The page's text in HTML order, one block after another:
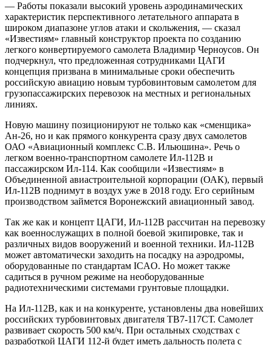
— Работы показали высокий уровень аэродинамических
характеристик перспективного летательного аппарата в
широком диапазоне углов атаки и скольжения, — сказал
«Известиям» главный конструктор проекта по созданию
легкого конвертируемого самолета Владимир Черноусов. Он
подчеркнул, что предложенная сотрудниками ЦАГИ
концепция призвана в минимальные сроки обеспечить
российскую авиацию новым турбовинтовым самолетом для
грузопассажирских перевозок на местных и региональных
линиях.
Новую машину позиционируют не только как «сменщика»
Ан-26, но и как прямого конкурента сразу двух самолетов
ОАО «Авиационный комплекс С.В. Ильюшина». Речь о
легком военно-транспортном самолете Ил-112В и
пассажирском Ил-114. Как сообщили «Известиям» в
Объединенной авиастроительной корпорации (ОАК), первый
Ил-112В поднимут в воздух уже в 2018 году. Его серийным
производством займется Воронежский авиационный завод.
Так же как и концепт ЦАГИ, Ил-112В рассчитан на перевозку
как военнослужащих в полной боевой экипировке, так и
различных видов вооружений и военной техники. Ил-112В
может автоматически заходить на посадку на аэродромы,
оборудованные по стандартам ICAO. Но может также
садиться в ручном режиме на необорудованные
радиотехническими системами грунтовые площадки.
На Ил-112В, как и на конкуренте, установлены два новейших
российских турбовинтовых двигателя ТВ7-117СТ. Самолет
развивает скорость 500 км/ч. При остальных сходствах с
разработкой ЦАГИ 112-й будет иметь дальность полета с